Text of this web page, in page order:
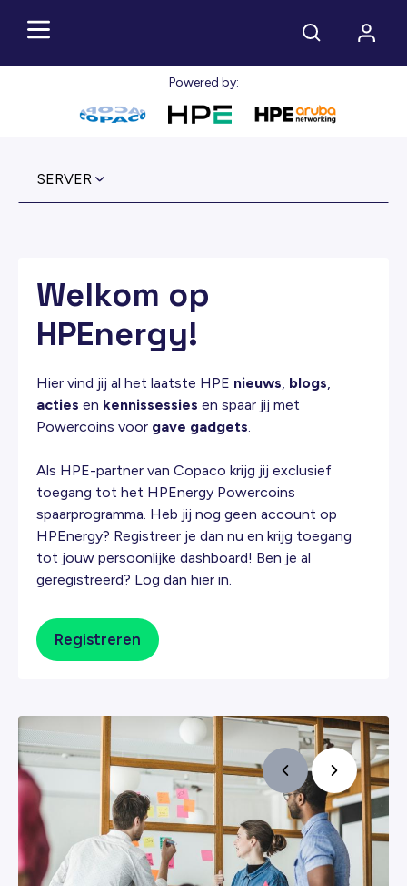
Powered by:
SERVER
Welkom op
HPEnergy!
Hier vind jij al het laatste HPE nieuws, blogs,
acties en kennissessies en spaar jij met
Powercoins voor gave gadgets.
Als HPE-partner van Copaco krijg jij exclusief
toegang tot het HPEnergy Powercoins
spaarprogramma. Heb jij nog geen account op
HPEnergy? Registreer je dan nu en krijg toegang
tot jouw persoonlijke dashboard! Ben je al
geregistreerd? Log dan hier in.
Registreren